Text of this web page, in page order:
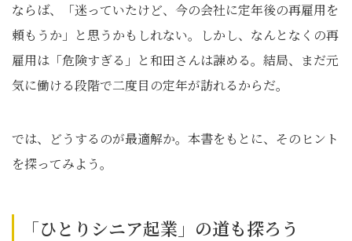
ならば、「迷っていたけど、今の会社に定年後の再雇用を
頼もうか」と思うかもしれない。しかし、なんとなくの再
雇用は「危険すぎる」と和田さんは諫める。結局、まだ元
気に働ける段階で二度目の定年が訪れるからだ。
では、どうするのが最適解か。本書をもとに、そのヒント
を探ってみよう。
「ひとりシニア起業」の道も探ろう